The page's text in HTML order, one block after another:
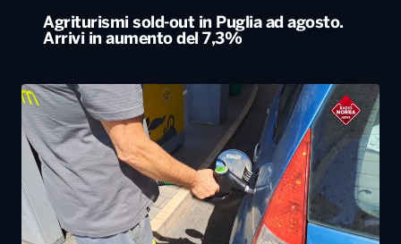
Agriturismi sold-out in Puglia ad agosto.
Arrivi in aumento del 7,3%